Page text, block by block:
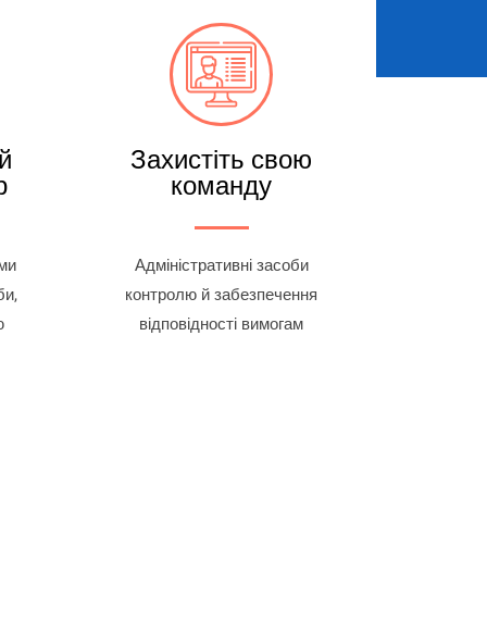
Захистіть свою
команду
Адміністративні засоби
контролю й забезпечення
відповідності вимогам